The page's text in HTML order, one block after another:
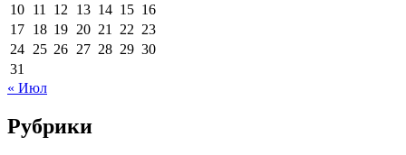
10 11 12 13 14 15 16
17 18 19 20 21 22 23
24 25 26 27 28 29 30
31
« Июл
Рубрики